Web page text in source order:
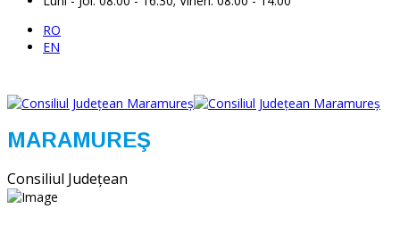
RO
EN
MARAMUREŞ
Consiliul Judeţean